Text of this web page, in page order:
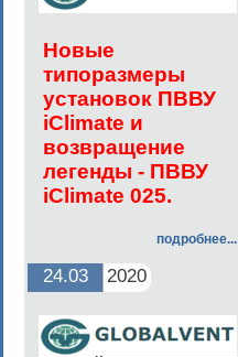
Новые
типоразмеры
установок ПВВУ
iClimate и
возвращение
легенды - ПВВУ
iClimate 025.
подробнее...
24.03 2020